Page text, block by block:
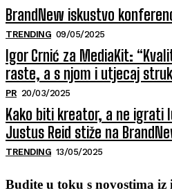
BrandNew iskustvo
TRENDING 09/05/2025
Igor Crnić za MediaKit:
raste, a s njom i utjecaj
PR 20/03/2025
Kako biti kreator, a ne
Justus Reid stiže na
TRENDING 13/05/2025
Budite u toku s novostima iz